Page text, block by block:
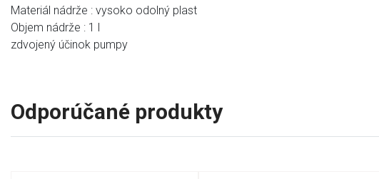
Materiál nádrže : vysoko odolný plast
Objem nádrže : 1 l
zdvojený účinok pumpy
Odporúčané produkty